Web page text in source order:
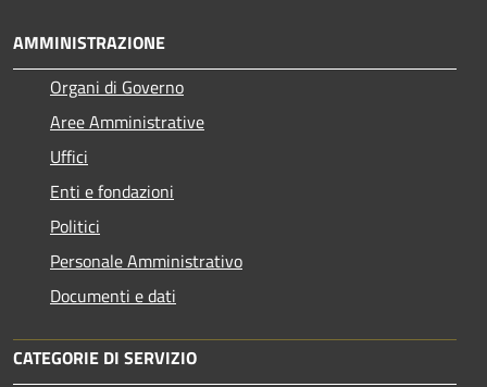
AMMINISTRAZIONE
Organi di Governo
Aree Amministrative
Uffici
Enti e fondazioni
Politici
Personale Amministrativo
Documenti e dati
CATEGORIE DI SERVIZIO